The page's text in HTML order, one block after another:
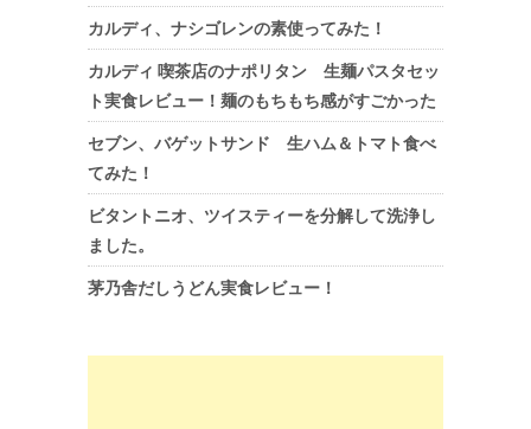
カルディ、ナシゴレンの素使ってみた！
カルディ 喫茶店のナポリタン 生麺パスタセッ
ト実食レビュー！麺のもちもち感がすごかった
セブン、バゲットサンド 生ハム＆トマト食べ
てみた！
ビタントニオ、ツイスティーを分解して洗浄し
ました。
茅乃舎だしうどん実食レビュー！